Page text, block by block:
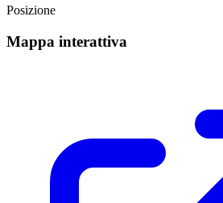
Posizione
Mappa interattiva